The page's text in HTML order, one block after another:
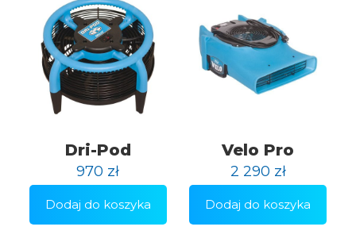
Dri-Pod
970 zł
Dodaj do koszyka
Velo Pro
2 290 zł
Dodaj do koszyka